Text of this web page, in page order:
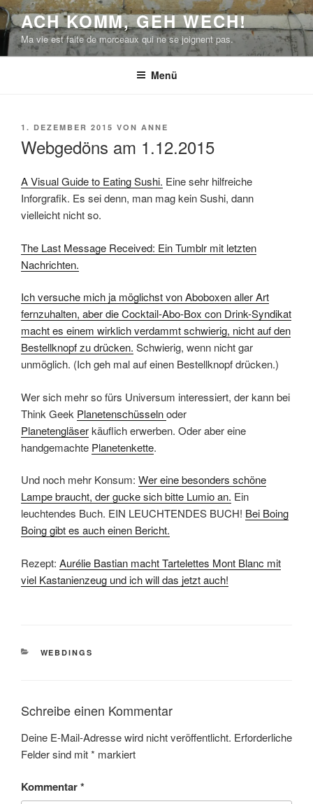
Zum
Inhalt
springen
ACH KOMM, GEH WECH!
Ma vie est faite de morceaux qui ne se joignent pas.
Menü
VERÖFFENTLICHT
1. DEZEMBER 2015 VON ANNE
Webgedöns am 1.12.2015
A Visual Guide to Eating Sushi. Eine sehr hilfreiche
Inforgrafik. Es sei denn, man mag kein Sushi, dann
vielleicht nicht so.
The Last Message Received: Ein Tumblr mit letzten
Nachrichten.
Ich versuche mich ja möglichst von Aboboxen aller Art
fernzuhalten, aber die Cocktail-Abo-Box con Drink-Syndikat
macht es einem wirklich verdammt schwierig, nicht auf den
Bestellknopf zu drücken. Schwierig, wenn nicht gar
unmöglich. (Ich geh mal auf einen Bestellknopf drücken.)
Wer sich mehr so fürs Universum interessiert, der kann bei
Think Geek Planetenschüsselnoder
Planetengläserkäuflich erwerben. Oder aber eine
handgemachte Planetenkette.
Und noch mehr Konsum: Wer eine besonders schöne
Lampe braucht, der gucke sich bitte Lumio an. Ein
leuchtendes Buch. EIN LEUCHTENDES BUCH! Bei Boing
Boing gibt es auch einen Bericht.
Rezept: Aurélie Bastian macht Tartelettes Mont Blanc mit
viel Kastanienzeug und ich will das jetzt auch!
KATEGORIEN
WEBDINGS
Schreibe einen Kommentar
Deine E-Mail-Adresse wird nicht veröffentlicht. Erforderliche
Felder sind mit* markiert
Kommentar*